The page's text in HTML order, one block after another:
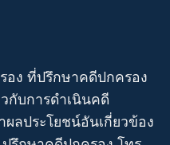
อง ที่ปรึกษาคดีปกครอง
กับการดำเนินคดี
ลประโยชน์อันเกี่ยวข้อง